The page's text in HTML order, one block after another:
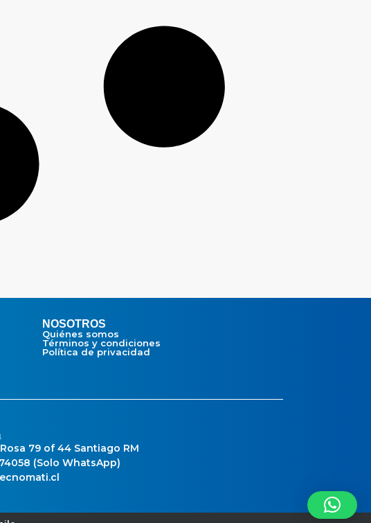
NOSOTROS
Quiénes somos
Términos y condiciones
Política de privacidad
79 of 44 Santiago RM
(Solo WhatsApp)